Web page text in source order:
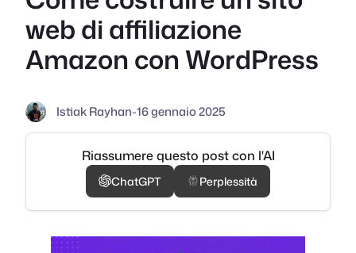
web di affiliazione
Amazon con WordPress
Istiak Rayhan-16 gennaio 2025
Riassumere questo post con l'AI
ChatGPT Perplessità